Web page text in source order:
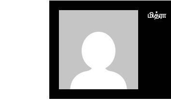
மித்ரா